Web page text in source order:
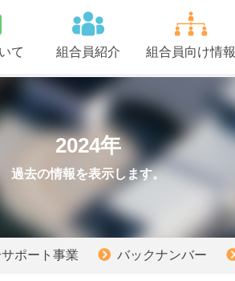
て 組合員紹介 組合員向け情報
2024年
過去の情報を表示します。
ポート事業 バックナンバー